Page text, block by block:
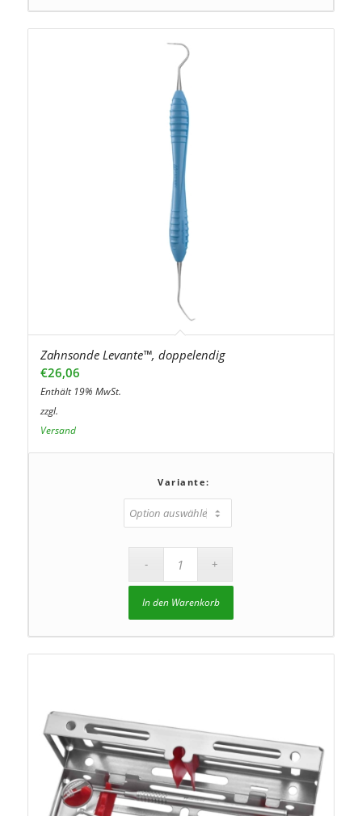
Zahnsonde Levante™, doppelendig
€26,06
Enthält 19% MwSt.
zzgl.
Versand
Variante:
In den Warenkorb